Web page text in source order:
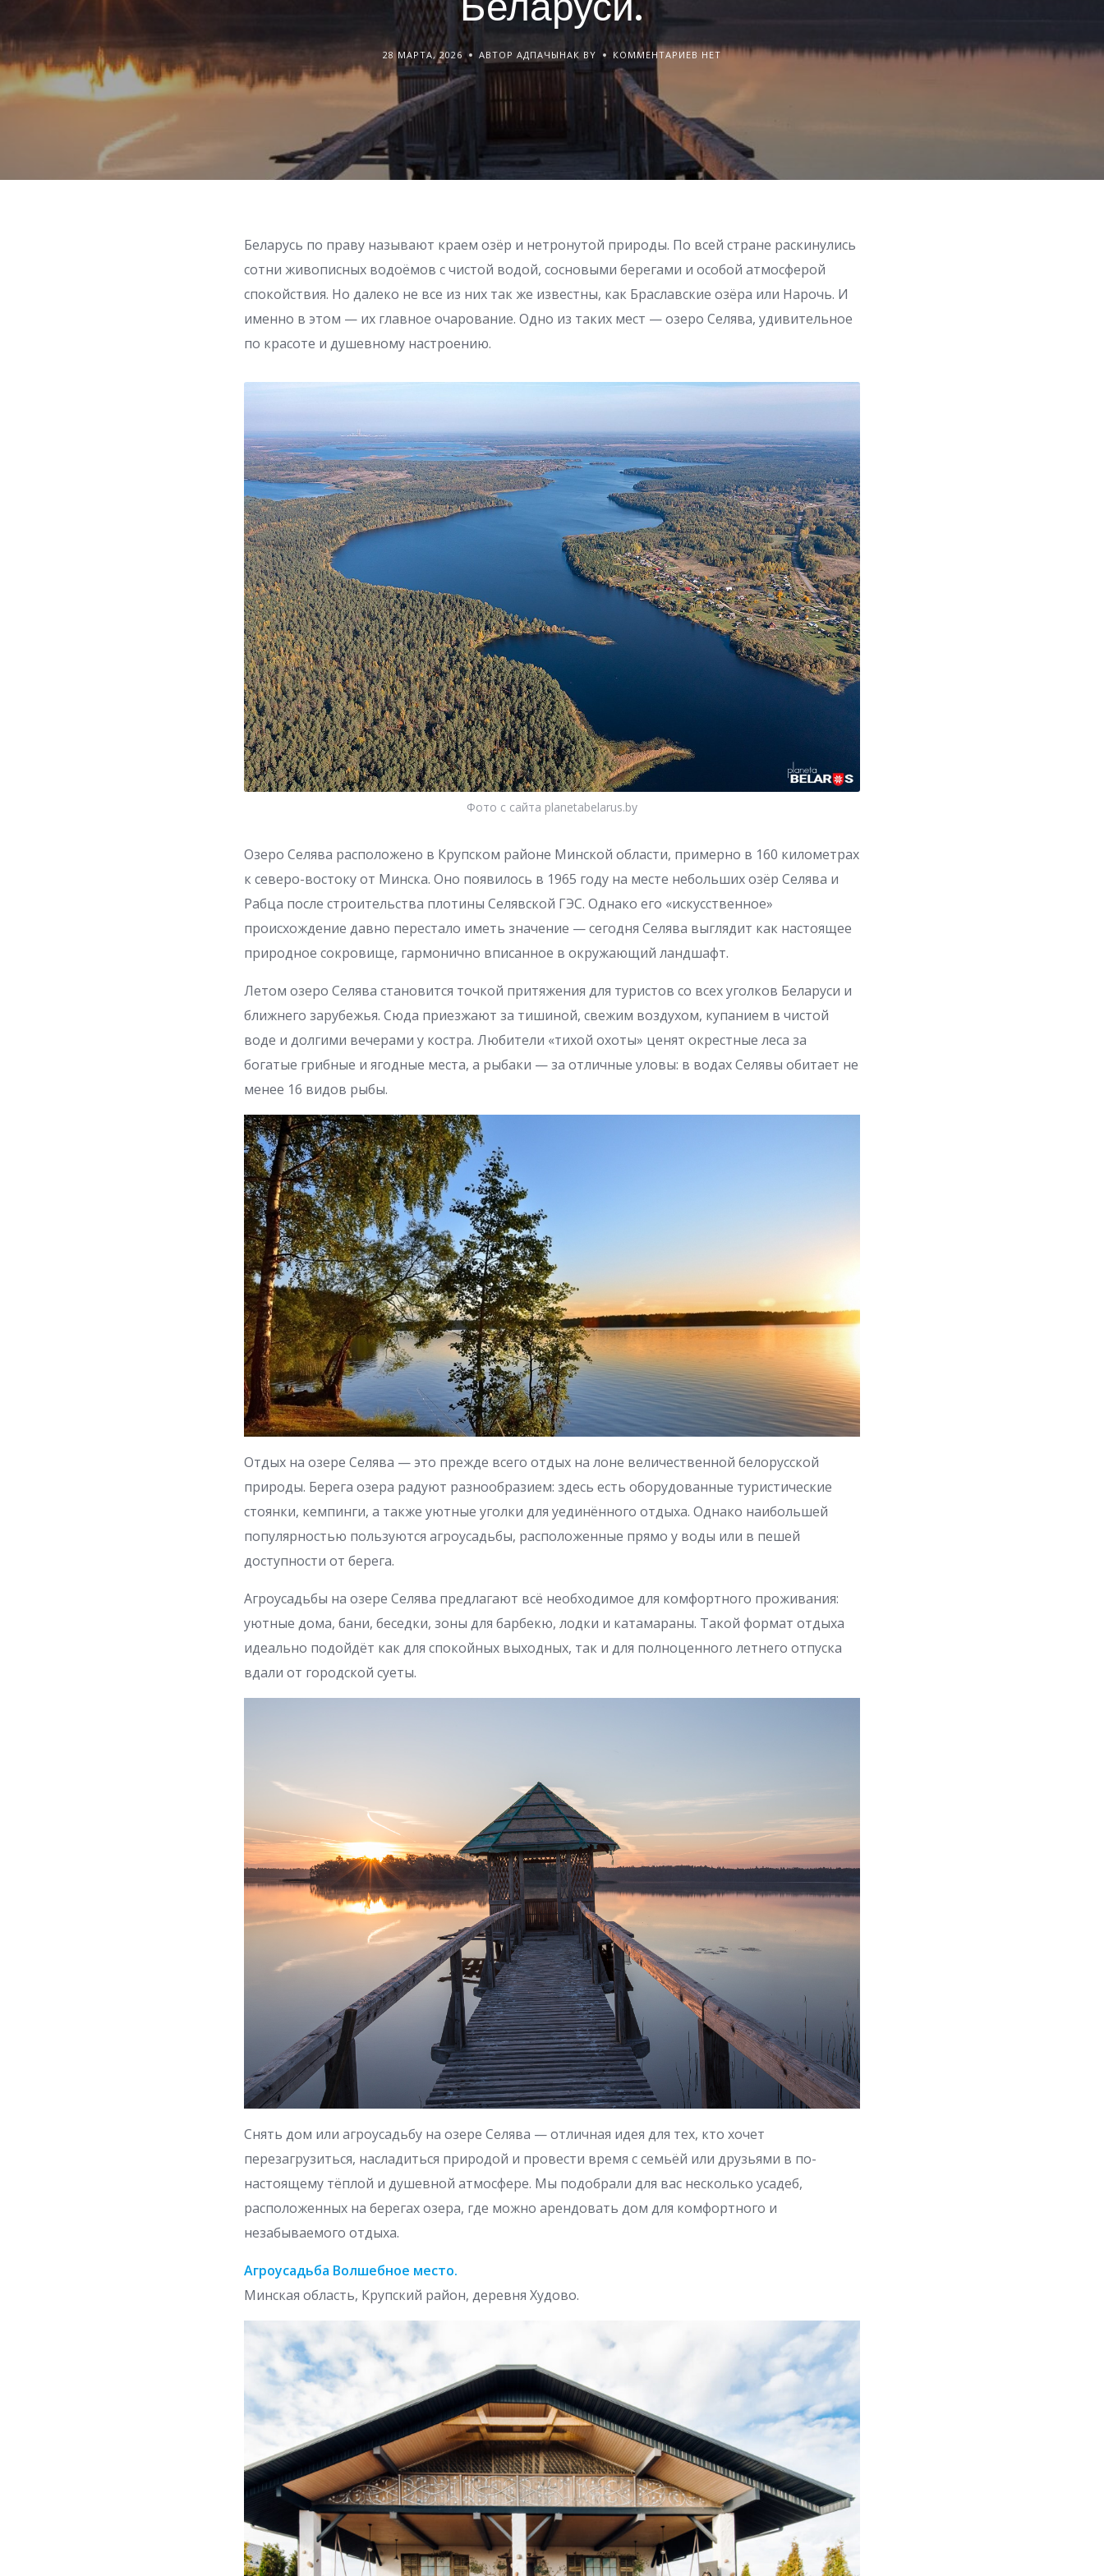
28 МАРТА, 2026 АВТОР АДПАЧЫНАК BY КОММЕНТАРИЕВ НЕТ
Беларусь по праву называют краем озёр и нетронутой природы. По всей стране раскинулись
сотни живописных водоёмов с чистой водой, сосновыми берегами и особой атмосферой
спокойствия. Но далеко не все из них так же известны, как Браславские озёра или Нарочь. И
именно в этом — их главное очарование. Одно из таких мест — озеро Селява, удивительное
по красоте и душевному настроению.
Фото с сайта planetabelarus.by
Озеро Селява расположено в Крупском районе Минской области, примерно в 160 километрах
к северо-востоку от Минска. Оно появилось в 1965 году на месте небольших озёр Селява и
Рабца после строительства плотины Селявской ГЭС. Однако его «искусственное»
происхождение давно перестало иметь значение — сегодня Селява выглядит как настоящее
природное сокровище, гармонично вписанное в окружающий ландшафт.
Летом озеро Селява становится точкой притяжения для туристов со всех уголков Беларуси и
ближнего зарубежья. Сюда приезжают за тишиной, свежим воздухом, купанием в чистой
воде и долгими вечерами у костра. Любители «тихой охоты» ценят окрестные леса за
богатые грибные и ягодные места, а рыбаки — за отличные уловы: в водах Селявы обитает не
менее 16 видов рыбы.
Отдых на озере Селява — это прежде всего отдых на лоне величественной белорусской
природы. Берега озера радуют разнообразием: здесь есть оборудованные туристические
стоянки, кемпинги, а также уютные уголки для уединённого отдыха. Однако наибольшей
популярностью пользуются агроусадьбы, расположенные прямо у воды или в пешей
доступности от берега.
Агроусадьбы на озере Селява предлагают всё необходимое для комфортного проживания:
уютные дома, бани, беседки, зоны для барбекю, лодки и катамараны. Такой формат отдыха
идеально подойдёт как для спокойных выходных, так и для полноценного летнего отпуска
вдали от городской суеты.
Снять дом или агроусадьбу на озере Селява — отличная идея для тех, кто хочет
перезагрузиться, насладиться природой и провести время с семьёй или друзьями в по-
настоящему тёплой и душевной атмосфере. Мы подобрали для вас несколько усадеб,
расположенных на берегах озера, где можно арендовать дом для комфортного и
незабываемого отдыха.
Агроусадьба Волшебное место.
Минская область, Крупский район, деревня Худово.